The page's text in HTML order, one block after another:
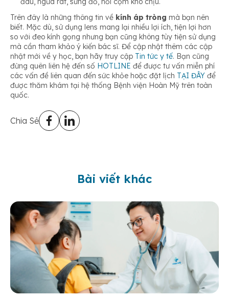
Trên đây là những thông tin về kính áp tròng mà bạn nên
biết. Mặc dù, sử dụng lens mang lại nhiều lợi ích, tiện lợi hơn
so với đeo kính gọng nhưng bạn cũng không tùy tiện sử dụng
mà cần tham khảo ý kiến bác sĩ. Để cập nhật thêm các cập
nhật mới về y học, bạn hãy truy cập Tin tức y tế. Bạn cũng
đừng quên liên hệ đến số HOTLINE để được tư vấn miễn phí
các vấn đề liên quan đến sức khỏe hoặc đặt lịch TẠI ĐÂY để
được thăm khám tại hệ thống Bệnh viện Hoàn Mỹ trên toàn
quốc.
Chia Sẻ
Bài viết khác